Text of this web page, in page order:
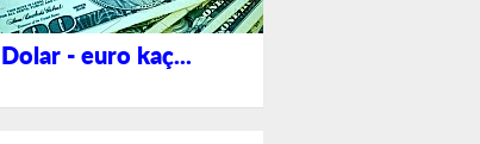
Dolar - euro kaç...